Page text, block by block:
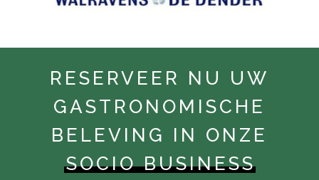
RESERVEER NU UW
GASTRONOMISCHE
BELEVING IN ONZE
SOCIO BUSINESS